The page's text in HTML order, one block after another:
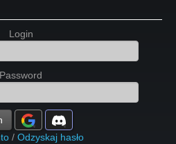
Login
Password
/ Odzyskaj hasło